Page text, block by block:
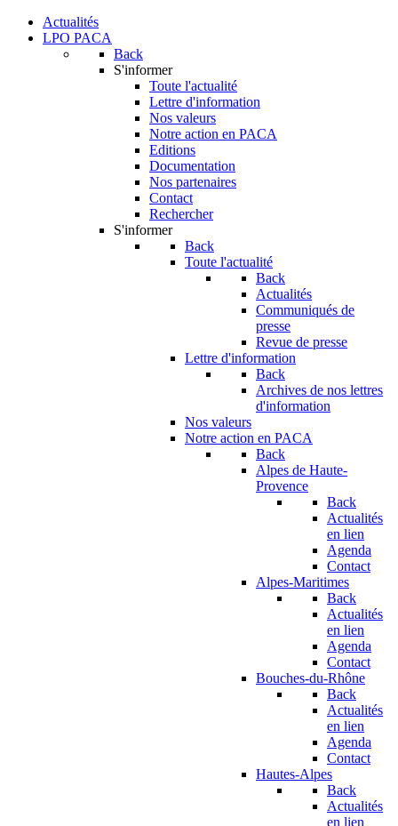
Actualités
LPO PACA
Back
S'informer
Toute l'actualité
Lettre d'information
Nos valeurs
Notre action en PACA
Editions
Documentation
Nos partenaires
Contact
Rechercher
S'informer
Back
Toute l'actualité
Back
Actualités
Communiqués de
presse
Revue de presse
Lettre d'information
Back
Archives de nos lettres
d'information
Nos valeurs
Notre action en PACA
Back
Alpes de Haute-
Provence
Back
Actualités
en lien
Agenda
Contact
Alpes-Maritimes
Back
Actualités
en lien
Agenda
Contact
Bouches-du-Rhône
Back
Actualités
en lien
Agenda
Contact
Hautes-Alpes
Back
Actualités
en lien